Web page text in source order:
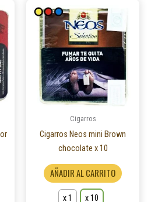
Cigarros
Cigarros Neos mini Brown
chocolate x 10
AÑADIR AL CARRITO
tiene
elegir
página
x 1 x 10